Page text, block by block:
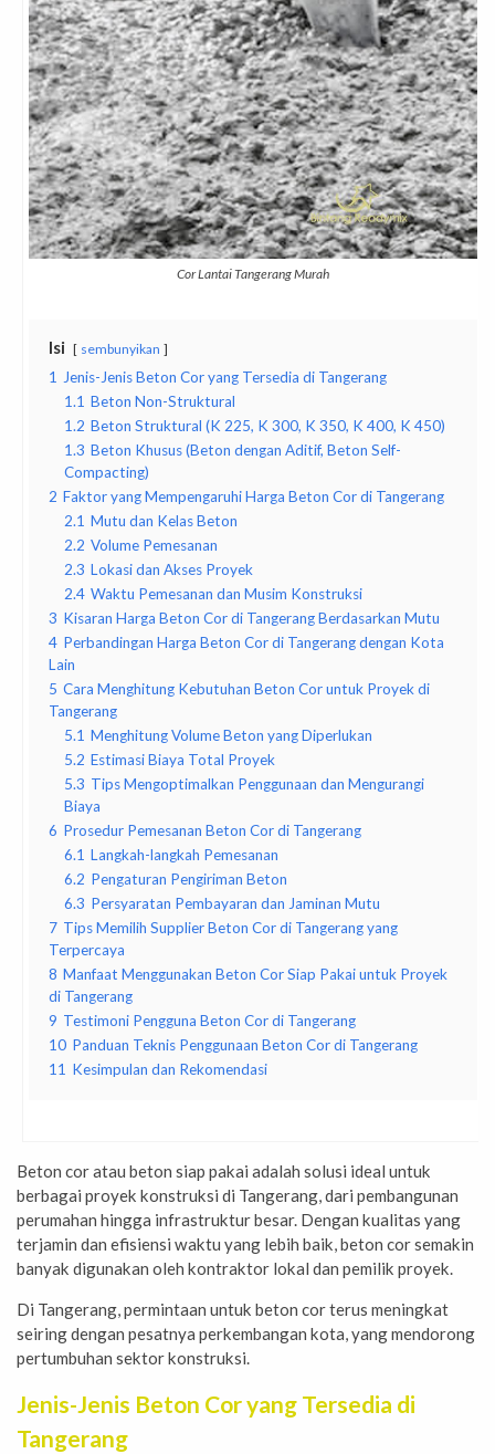
Cor Lantai Tangerang Murah
Isi sembunyikan
1
Jenis-Jenis Beton Cor yang Tersedia di Tangerang
1.1 Beton Non-Struktural
1.2 Beton Struktural (K 225, K 300, K 350, K 400, K 450)
1.3 Beton Khusus (Beton dengan Aditif, Beton Self-
Compacting)
2 Faktor yang Mempengaruhi Harga Beton Cor di Tangerang
2.1 Mutu dan Kelas Beton
2.2 Volume Pemesanan
2.3 Lokasi dan Akses Proyek
2.4 Waktu Pemesanan dan Musim Konstruksi
3 Kisaran Harga Beton Cor di Tangerang Berdasarkan Mutu
4 Perbandingan Harga Beton Cor di Tangerang dengan Kota
Lain
5 Cara Menghitung Kebutuhan Beton Cor untuk Proyek di
Tangerang
5.1 Menghitung Volume Beton yang Diperlukan
5.2 Estimasi Biaya Total Proyek
5.3 Tips Mengoptimalkan Penggunaan dan Mengurangi
Biaya
6 Prosedur Pemesanan Beton Cor di Tangerang
6.1 Langkah-langkah Pemesanan
6.2 Pengaturan Pengiriman Beton
6.3 Persyaratan Pembayaran dan Jaminan Mutu
7 Tips Memilih Supplier Beton Cor di Tangerang yang
Terpercaya
8 Manfaat Menggunakan Beton Cor Siap Pakai untuk Proyek
di Tangerang
9 Testimoni Pengguna Beton Cor di Tangerang
10 Panduan Teknis Penggunaan Beton Cor di Tangerang
11 Kesimpulan dan Rekomendasi
Beton cor atau beton siap pakai adalah solusi ideal untuk
berbagai proyek konstruksi di Tangerang, dari pembangunan
perumahan hingga infrastruktur besar. Dengan kualitas yang
terjamin dan efisiensi waktu yang lebih baik, beton cor semakin
banyak digunakan oleh kontraktor lokal dan pemilik proyek.
Di Tangerang, permintaan untuk beton cor terus meningkat
seiring dengan pesatnya perkembangan kota, yang mendorong
pertumbuhan sektor konstruksi.
Jenis-Jenis Beton Cor yang Tersedia di
Tangerang